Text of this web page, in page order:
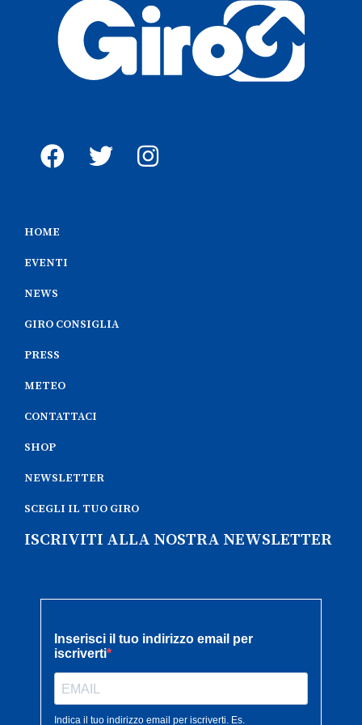
HOME
EVENTI
NEWS
GIRO CONSIGLIA
PRESS
METEO
CONTATTACI
SHOP
NEWSLETTER
SCEGLI IL TUO GIRO
ISCRIVITI ALLA NOSTRA NEWSLETTER